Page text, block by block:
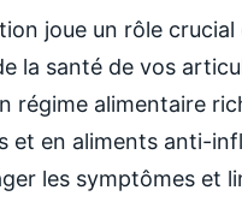
joue un rôle crucial
la santé de vos
régime alimentaire
et en aliments anti-
les symptômes et